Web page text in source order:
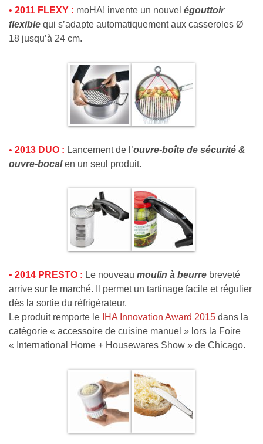
• 2011 FLEXY : moHA! invente un nouvel égouttoir
flexible qui s’adapte automatiquement aux casseroles Ø
18 jusqu’à 24 cm.
• 2013 DUO : Lancement de l’ouvre-boîte de sécurité &
ouvre-bocalen un seul produit.
• 2014 PRESTO : Le nouveau moulin à beurre breveté
arrive sur le marché. Il permet un tartinage facile et régulier
dès la sortie du réfrigérateur.
Le produit remporte le IHA Innovation Award 2015 dans la
catégorie « accessoire de cuisine manuel » lors la Foire
« International Home + Housewares Show » de Chicago.